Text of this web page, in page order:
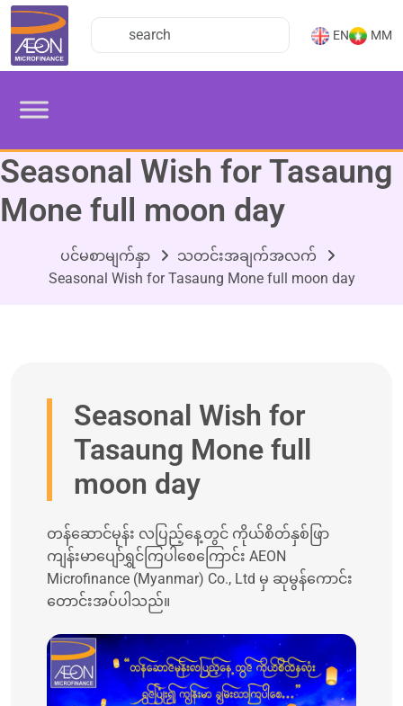
EN MM
Seasonal Wish for Tasaung
Mone full moon day
ပင်မစာမျက်နှာ
သတင်းအချက်အလက်
Seasonal Wish for Tasaung Mone full moon day
Seasonal Wish for
Tasaung Mone full
moon day
တန်ဆောင်မုန်း လပြည့်နေ့တွင် ကိုယ်စိတ်နှစ်ဖြာ
ကျန်းမာပျော်ရွှင်ကြပါစေကြောင်း AEON
Microfinance (Myanmar) Co., Ltd မှ ဆုမွန်ကောင်း
တောင်းအပ်ပါသည်။